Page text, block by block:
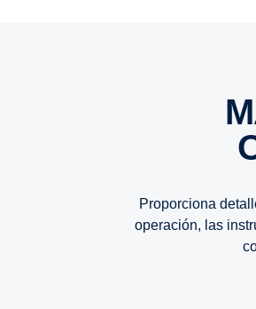
MANUAL DEL
Proporciona
operación, las